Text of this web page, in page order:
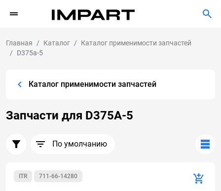
Главная Каталог
Каталог применимости запчастей
D375a-5
Каталог применимости запчастей
Запчасти для D375A-5
По умолчанию
711-66-14280
ITR